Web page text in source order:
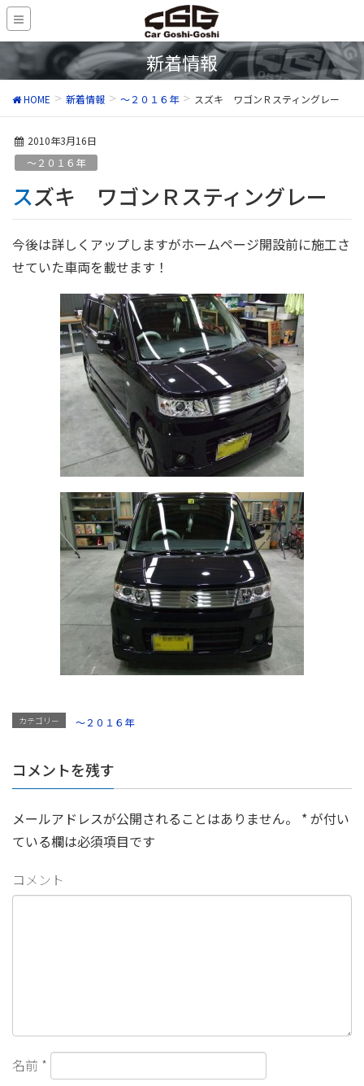
新着情報
HOME 新着情報 ～２０１６年 スズキ ワゴンＲスティングレー
2010年3月16日
～２０１６年
スズキ ワゴンＲスティングレー
今後は詳しくアップしますがホームページ開設前に施工さ
せていた車両を載せます！
カテゴリー ～２０１６年
コメントを残す
メールアドレスが公開されることはありません。 *が付い
ている欄は必須項目です
コメント
名前 *